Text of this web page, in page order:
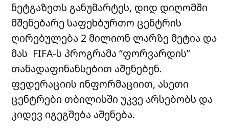
ნეტგაზეთს განუმარტეს, დიდ დიღომში
მშენებარე საფეხბურთო ცენტრის
ღირებულება 2 მილიონ ლარზე მეტია და
მას FIFA-ს პროგრამა “ფორვარდის”
თანადაფინანსებით აშენებენ.
ფედერაციის ინფორმაციით, ასეთი
ცენტრები თბილისში უკვე არსებობს და
კიდევ იგეგმება აშენება.